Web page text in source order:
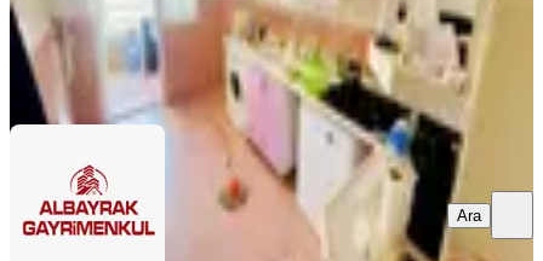
Albayrak Gayrimenkul ONUR ALBAYRAK
Ara
Ara